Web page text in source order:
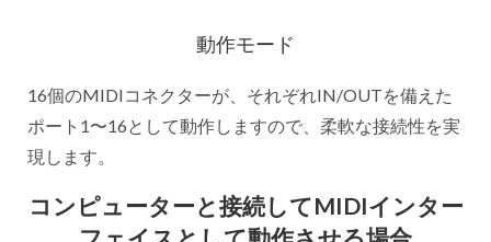
動作モード
16個のMIDIコネクターが、それぞれIN/OUTを備えた
ポート1〜16として動作しますので、柔軟な接続性を実
現します。
コンピューターと接続してMIDIインター